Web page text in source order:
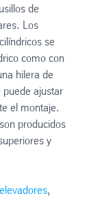
de
Los
se
como con
hilera de
puede ajustar
el montaje.
producidos
y
,